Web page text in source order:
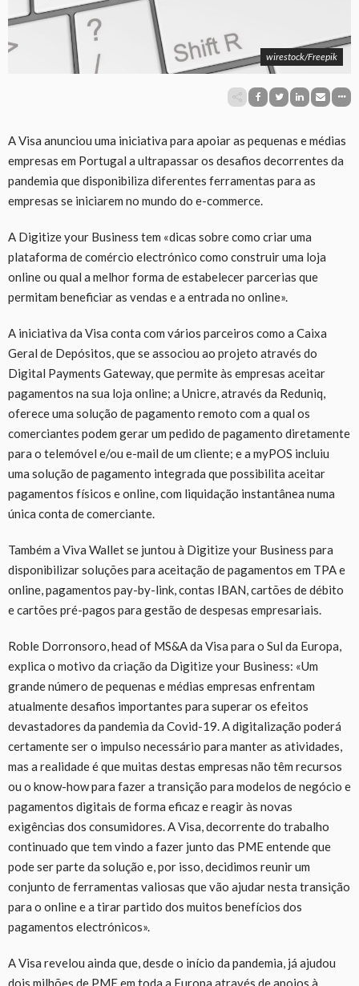
wirestock/Freepik
A Visa anunciou uma iniciativa para apoiar as pequenas e médias
empresas em Portugal a ultrapassar os desafios decorrentes da
pandemia que disponibiliza diferentes ferramentas para as
empresas se iniciarem no mundo do e-commerce.
A Digitize your Business tem «dicas sobre como criar uma
plataforma de comércio electrónico como construir uma loja
online ou qual a melhor forma de estabelecer parcerias que
permitam beneficiar as vendas e a entrada no online».
A iniciativa da Visa conta com vários parceiros como a Caixa
Geral de Depósitos, que se associou ao projeto através do
Digital Payments Gateway, que permite às empresas aceitar
pagamentos na sua loja online; a Unicre, através da Reduniq,
oferece uma solução de pagamento remoto com a qual os
comerciantes podem gerar um pedido de pagamento diretamente
para o telemóvel e/ou e-mail de um cliente; e a myPOS incluiu
uma solução de pagamento integrada que possibilita aceitar
pagamentos físicos e online, com liquidação instantânea numa
única conta de comerciante.
Também a Viva Wallet se juntou à Digitize your Business para
disponibilizar soluções para aceitação de pagamentos em TPA e
online, pagamentos pay-by-link, contas IBAN, cartões de débito
e cartões pré-pagos para gestão de despesas empresariais.
Roble Dorronsoro, head of MS&A da Visa para o Sul da Europa,
explica o motivo da criação da Digitize your Business: «Um
grande número de pequenas e médias empresas enfrentam
atualmente desafios importantes para superar os efeitos
devastadores da pandemia da Covid-19. A digitalização poderá
certamente ser o impulso necessário para manter as atividades,
mas a realidade é que muitas destas empresas não têm recursos
ou o know-how para fazer a transição para modelos de negócio e
pagamentos digitais de forma eficaz e reagir às novas
exigências dos consumidores. A Visa, decorrente do trabalho
continuado que tem vindo a fazer junto das PME entende que
pode ser parte da solução e, por isso, decidimos reunir um
conjunto de ferramentas valiosas que vão ajudar nesta transição
para o online e a tirar partido dos muitos benefícios dos
pagamentos electrónicos».
A Visa revelou ainda que, desde o início da pandemia, já ajudou
dois milhões de PME em toda a Europa através de apoios à